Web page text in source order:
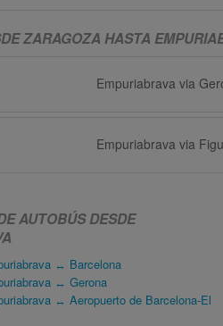
ZARAGOZA HASTA
Empuriabrava via
Empuriabrava via
AUTOBÚS DESDE
↔ Barcelona
↔ Gerona
↔ Aeropuerto de Barcelona-El